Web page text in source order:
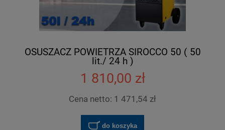
OSUSZACZ POWIETRZA SIROCCO 50 ( 50
lit./ 24 h )
1 810,00 zł
Cena netto: 1 471,54 zł
do koszyka